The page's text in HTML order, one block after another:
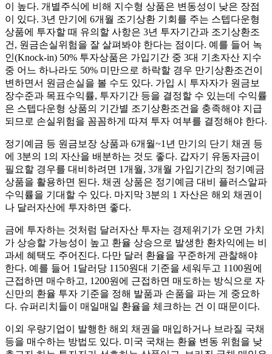
이 높다. 개별주식에 비해 지수형 상품은 변동성이 낮은 장점
이 있다. 3년 만기에 6개월 조기상환 기회를 주는 스텝다운형
상품에 투자할 때 유의할 사항은 3년 투자기간과 조기상환조
건, 원금손실위험을 잘 살펴봐야 한다는 점이다. 예를 들어 녹
인(Knock-in) 50% 투자상품은 가입기간 중 3대 기초자산 지수
중 어느 하나라도 50% 미만으로 하락할 경우 만기상환조건이
변하면서 원금손실을 볼 수도 있다. 가입 시 투자자가 원금보
장수준과 목표수익률, 투자기간 등을 결정할 수 있는데 수익률
은 스텝다운형 상품의 기간별 조기상환조건을 충족해야 지급
되므로 손실위험을 꼼꼼하게 따져 투자 여부를 결정해야 한다.
정기예금 등 원금보장 상품과 6개월~1년 만기의 단기 채권 등
에 3분의 1의 자산을 배분하는 것도 좋다. 갑자기 유동자금이
필요할 경우를 대비하려면 1개월, 3개월 가입기간의 정기예금
상품을 활용하면 된다. 채권 상품은 정기예금 대비 플러스알파
수익률을 기대할 수 있다. 마지막 3분의 1 자산은 해외 채권이
나 달러자산에 투자하면 좋다.
금에 투자하는 것처럼 달러자산 투자는 경제위기가 오면 가치
가 상승할 가능성이 높고 환율 상승으로 발생한 환차익에는 비
과세 혜택도 주어진다. 다만 달러 환율을 꾸준하게 관찰해야
한다. 예를 들어 1달러당 1150원대 기준을 세워두고 1100원에
근접하면 매수하고, 1200원에 근접하면 매도하는 방식으로 자
신만의 환율 투자 기준을 정해 발품과 손품을 파는 게 중요하
다. 슈퍼리치들이 매일매일 환율을 체크하는 건 이 때문이다.
이외 우량기업이 발행한 해외 채권을 매입하거나 브라질 국채
등을 매수하는 방법도 있다. 미국 국채는 환율 변동 위험을 낮